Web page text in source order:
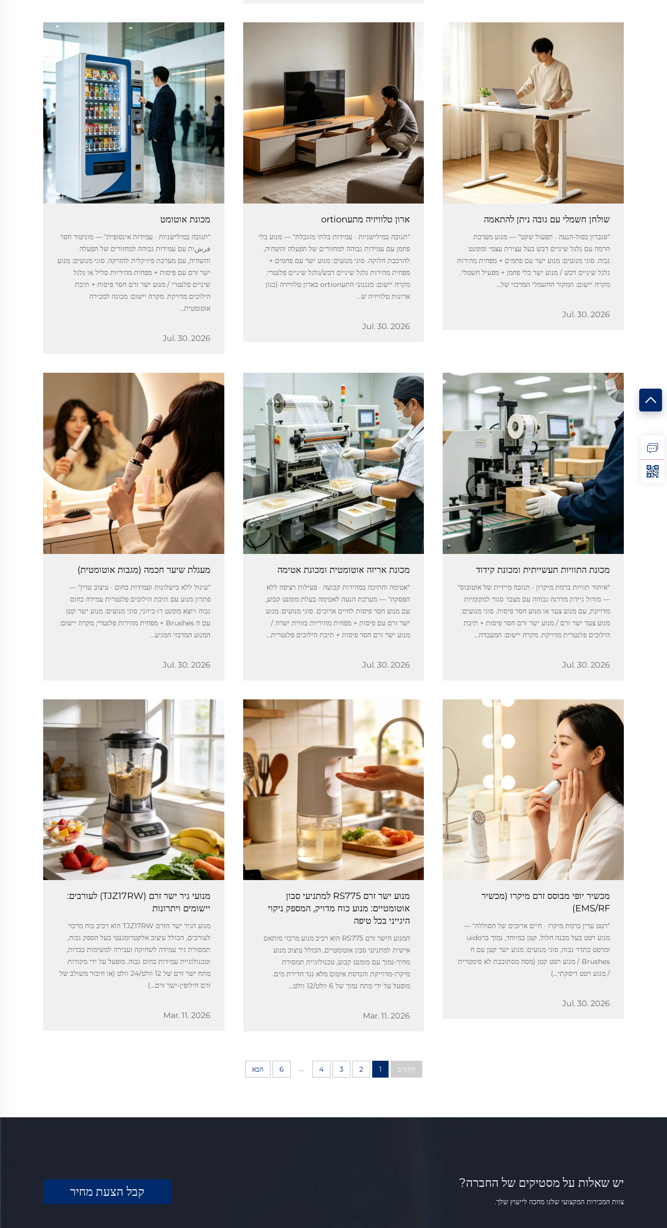
שולחן חשמלי עם גובה ניתן להתאמה
"סנכרון כפול-הנעה · תפעול שקט" — מנוע מערכת
הרמה עם גלגל שיניים דבש בעל עצירת עצמי ומומנט
גבוה. סוגי מנועים: מנוע ישר עם פחמים + מפחית מהירות
גלגל שיניים דבש / מנוע ישר בלי פחמן + מפעיל חשמלי.
מקרה יישום: המקור החשמלי המרכזי של...
Jul. 30. 2026
ארון טלוויזיה מתעortion
"תגובה במילישניות · עמידות בלתי מוגבלת" — מנוע בלי
פחמן עם עמידות גבוהה למחזורים של הפעלה והשהיה,
להרכבת חלוקה. סוגי מנועים: מנוע ישר עם פחמים +
מפחית מהירות גלגל שיניים דבש/גלגל שיניים פלנטרי.
מקרה יישום: מנגנוני התעortion בארון טלוויזיה (כגון
ארונות טלוויזיה ש...
Jul. 30. 2026
מכונת אוטומט
"תגובה במילישניות · עמידות אינסופית" — מוניטור חסר
فرشות עם עמידות גבוהה למחזורים של הפעלה
והשהיה, עם מערכת פיזיקלית להזרקה. סוגי מנועים: מנוע
ישר זרם עם פיסות + מפחית מהיריות סליל או גלגל
שיניים פלנטרי / מנוע ישר זרם חסר פיסות + תיבת
הילוכים מדויקת. מקרה יישום: מכונה למכירה
אוטומטית...
Jul. 30. 2026
מכונת התוויות תעשייתית ומכונת קידוד
"איתור תוויות ברמת מיקרון · תגובה מיידית של אוטובוס"
— מודול ניידת מדרגה גבוהה עם מצבר סגור למקומיות
מדויקת, עם מנוע צעד או מנוע חסר פיסות. סוגי מנועים:
מנוע צעד ישר זרם / מנוע ישר זרם חסר פיסות + תיבת
הילוכים פלנטרית מדויקת. מקרה יישום: המעבדה...
Jul. 30. 2026
מכונת אריזה אוטומטית ומכונת אטימה
"אטימה וחתיכה במהירות קבועה · פעילות רציפה ללא
הפסקה" — מערכת הנעה לאטימה בעלת מומנט קבוע,
עם מנוע חסר פיסות לחיים ארוכים. סוגי מנועים: מנוע
ישר זרם עם פיסות + מפחית מהיריות בזווית ישרה /
מנוע ישר זרם חסר פיסות + תיבת הילוכים פלנטרית...
Jul. 30. 2026
מעגלת שיער חכמה (מגבות אוטומטית)
"עיגול ללא כישלונות ועמידות בחום · עיצוב עדין" —
פתרון מנוע עם תיבת הילוכים פלנטרית עמידה בחום
גבוה ויוצא מומנט דו-כיווני; סוגי מנועים: מנוע ישר קטן
עם ח Brushes + מפחית מהירות פלנטרי; מקרה יישום:
המנוע המרכזי המניע...
Jul. 30. 2026
מכשיר יופי מבוסס זרם מיקרו (מכשיר
EMS/RF)
"רטט עדין ברמת מיקרו · חיים ארוכים של הסוללה" —
מנוע רטט בעל מבנה חלול, קטן במיוחד, נמוך ברuido
ומרטט בתדר גבוה; סוגי מנועים: מנוע ישר קטן עם ח
Brushes / מנוע רטט קטן (מסה מסתובבת לא סימטרית
/ מנוע רטט דיסקתי...)
Jul. 30. 2026
מנוע ישר זרם RS775 למתניעי סבון
אוטומטיים: מנוע כוח מדויק, המספק ניקוי
היגייני בכל טיפה
המנוע הישר זרם RS775 הוא רכיב מנוע מרכזי מותאם
אישית למתניעי סבון אוטומטיים, הכולל עיצוב מנוע
מהיר-נמוך עם מומנט קבוע, טכנולוגיית תמסורת
מיקרו-מדוייקת והנדסת איטום מלא נגד חדירת מים.
מופעל על ידי מתח נמוך של 6 וולט‏/12 וולט...
Mar. 11. 2026
מנועי גיר ישר זרם (TJZ17RW) לעורבים:
יישומים ויתרונות
מנוע הגיר ישר הזרם TJZ17RW הוא רכיב כוח מרכזי
לעורבים, הכולל עיצוב אלקטרומגנטי בעל הספק גבוה,
תמסורת גיר עמידה לשחיקה ועבירה למשימות כבדות,
וטכנולוגיית עמידות בחום גבוה. מופעל על ידי מקורות
מתח ישר זרם של 12 וולט‏/24 וולט (או חיבור משולב של
זרם חילופין-ישר זרם...)
Mar. 11. 2026
הקודם 1
2
3
4
...
6 הבא
יש שאלות על מסטיקים של החברה?
צוות המכירות המקצועי שלנו מחכה לייעוץ שלך.
קבל הצעת מחיר